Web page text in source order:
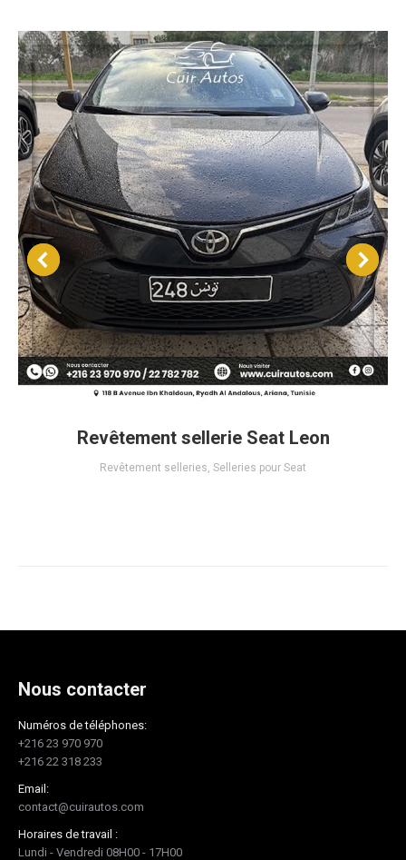
Revêtement sellerie Seat Leon
Revêtement selleries, Selleries pour Seat
Nous contacter
Numéros de téléphones:
+216 23 970 970
+216 22 318 233
Email:
contact@cuirautos.com
Horaires de travail :
Lundi - Vendredi 08H00 - 17H00